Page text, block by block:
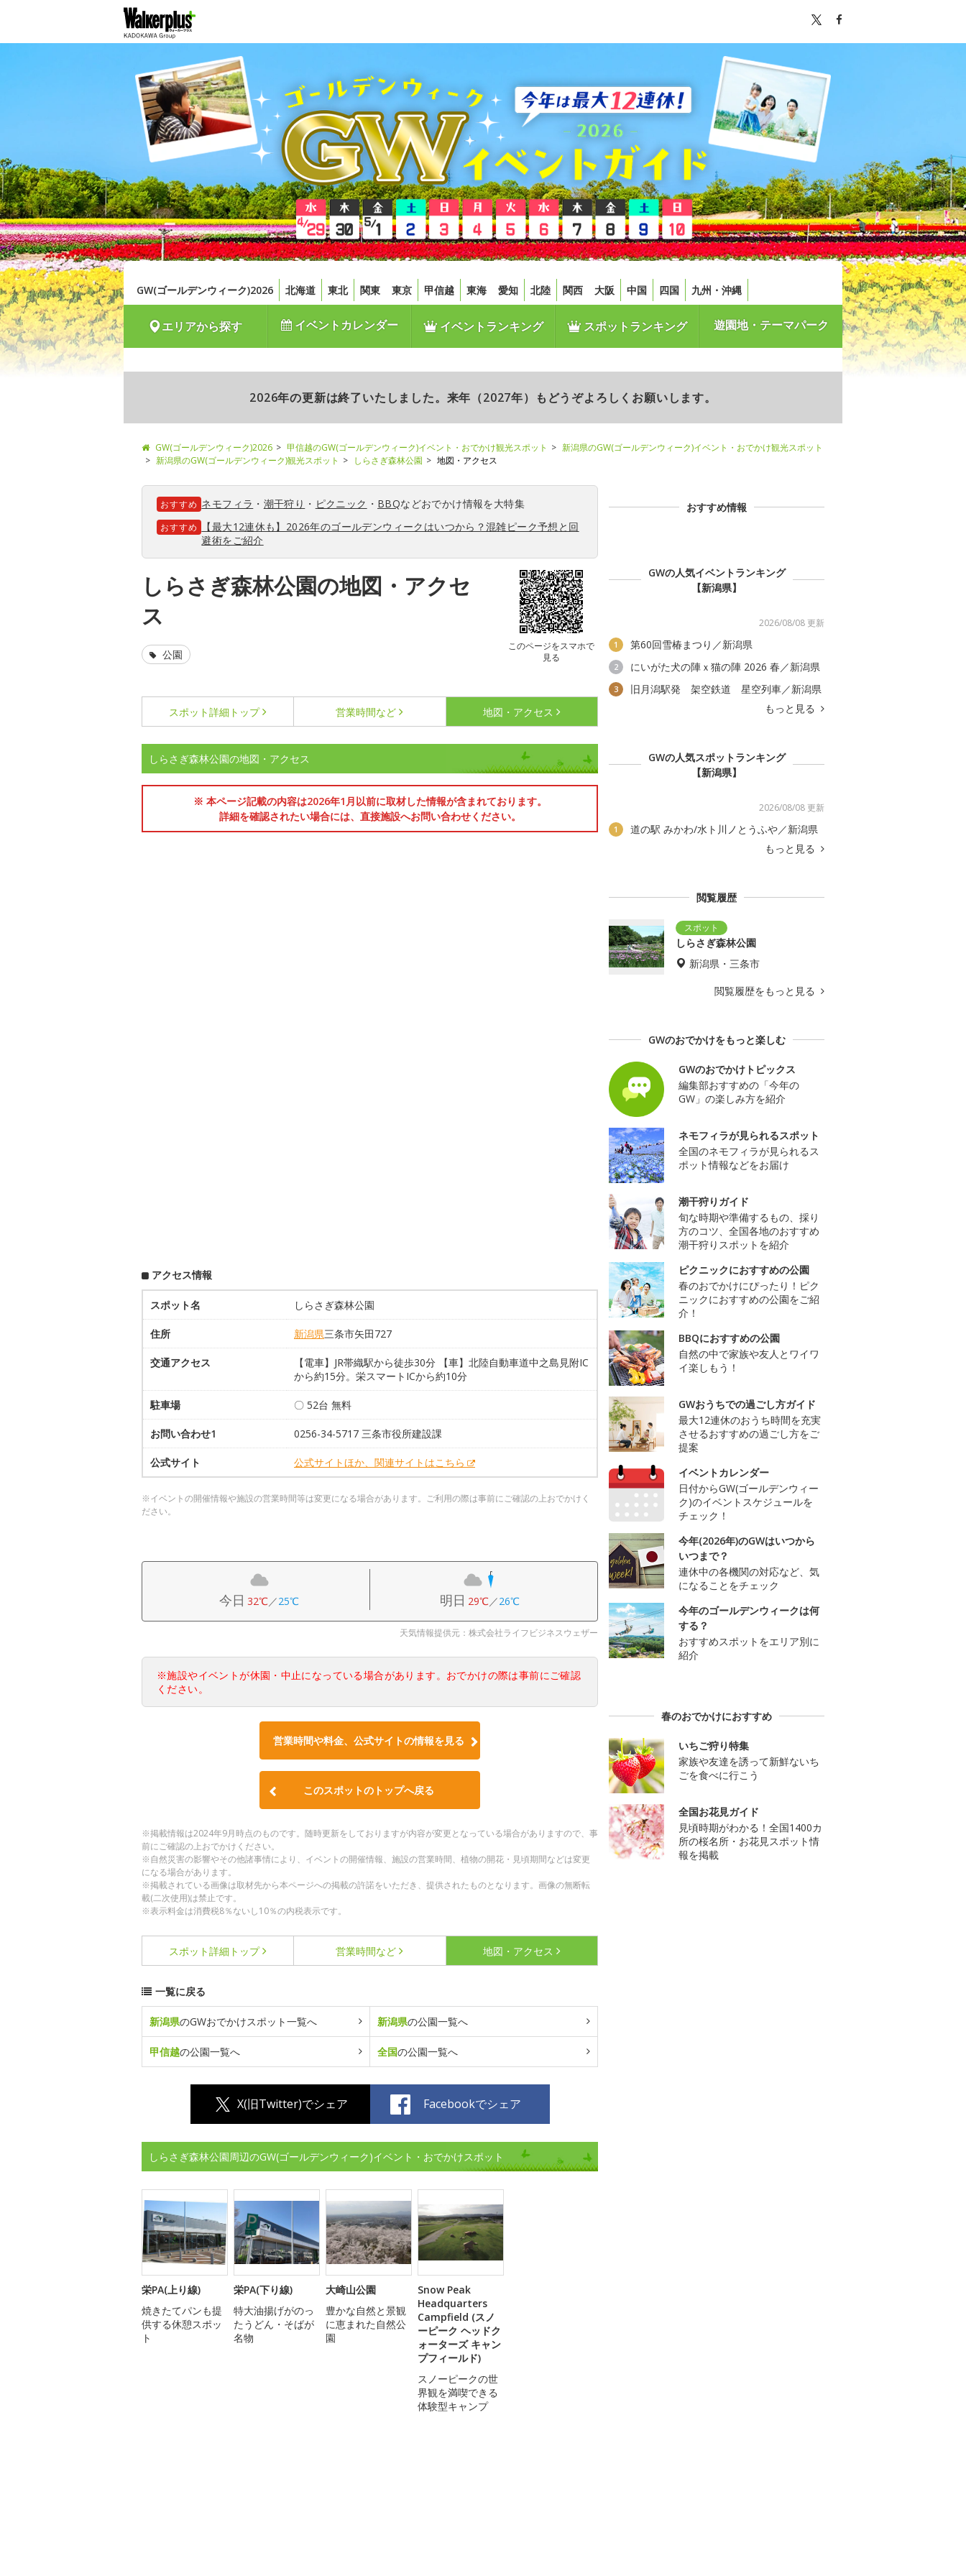
GW(ゴールデンウィーク)2026 北海道 東北 関東 東京 甲信越 東海 愛知 北陸 関西 大阪 中国 四国 九州・沖縄
エリアから探す イベントカレンダー イベントランキング スポットランキング 遊園地・テーマパーク
2026年の更新は終了いたしました。来年（2027年）もどうぞよろしくお願いします。
GW(ゴールデンウィーク)2026 甲信越のGW(ゴールデンウィーク)イベント・おでかけ観光スポット
新潟県のGW(ゴールデンウィーク)イベント・おでかけ観光スポット
新潟県のGW(ゴールデンウィーク)観光スポット
しらさぎ森林公園 地図・アクセス
おすすめ ネモフィラ ・ 潮干狩り ・ ピクニック ・ BBQなどおでかけ情報を大特集
おすすめ
【最大12連休も】2026年のゴールデンウィークはいつから？混雑ピーク予想と回
避術をご紹介
しらさぎ森林公園の地図・アクセ
ス
このページをスマホで
見る
公園
スポット詳細 トップ 営業時間など 地図・アクセス
しらさぎ森林公園の地図・アクセス
※ 本ページ記載の内容は2026年1月以前に取材した情報が含まれております。
詳細を確認されたい場合には、直接施設へお問い合わせください。
アクセス情報
スポット名 しらさぎ森林公園
住所 新潟県三条市矢田727
交通アクセス
【電車】JR帯織駅から徒歩30分 【車】北陸自動車道中之島見附IC
から約15分。栄スマートICから約10分
駐車場 〇 52台 無料
お問い合わせ1 0256-34-5717 三条市役所建設課
公式サイト 公式サイトほか、関連サイトはこちら
※イベントの開催情報や施設の営業時間等は変更になる場合があります。ご利用の際は事前にご確認の上おでかけく
ださい。
今日 32℃／25℃ 明日 29℃／26℃
天気情報提供元：株式会社ライフビジネスウェザー
※施設やイベントが休園・中止になっている場合があります。おでかけの際は事前にご確認
ください。
営業時間や料金、公式サイトの情報を見る
このスポットのトップへ戻る
※掲載情報は2024年9月時点のものです。随時更新をしておりますが内容が変更となっている場合がありますので、事
前にご確認の上おでかけください。
※自然災害の影響やその他諸事情により、イベントの開催情報、施設の営業時間、植物の開花・見頃期間などは変更
になる場合があります。
※掲載されている画像は取材先から本ページへの掲載の許諾をいただき、提供されたものとなります。画像の無断転
載(二次使用)は禁止です。
※表示料金は消費税8％ないし10％の内税表示です。
スポット詳細 トップ 営業時間など 地図・アクセス
一覧に戻る
新潟県のGWおでかけスポット一覧へ 新潟県の公園一覧へ
甲信越の公園一覧へ 全国の公園一覧へ
X(旧Twitter)でシェア Facebookでシェア
しらさぎ森林公園周辺のGW(ゴールデンウィーク)イベント・おでかけスポット
栄PA(上り線)
焼きたてパンも提
供する休憩スポッ
ト
栄PA(下り線)
特大油揚げがのっ
たうどん・そばが
名物
大崎山公園
豊かな自然と景観
に恵まれた自然公
園
Snow Peak
Headquarters
Campfield (スノ
ーピーク ヘッドク
ォーターズ キャン
プフィールド)
スノーピークの世
界観を満喫できる
体験型キャンプ
おすすめ情報
GWの人気イベントランキング
【新潟県】
2026/08/08 更新
1 第60回雪椿まつり／新潟県
2 にいがた犬の陣ｘ猫の陣 2026 春／新潟県
3
旧月潟駅発 架空鉄道 星空列車／新潟県
もっと見る
GWの人気スポットランキング
【新潟県】
2026/08/08 更新
1
道の駅 みかわ/水ト川ノとうふや／新潟県
もっと見る
閲覧履歴
しらさぎ森林公園
新潟県・三条市
閲覧履歴をもっと見る
GWのおでかけをもっと楽しむ
GWのおでかけトピックス
編集部おすすめの「今年の
GW」の楽しみ方を紹介
ネモフィラが見られるスポット
全国のネモフィラが見られるス
ポット情報などをお届け
潮干狩りガイド
旬な時期や準備するもの、採り
方のコツ、全国各地のおすすめ
潮干狩りスポットを紹介
ピクニックにおすすめの公園
春のおでかけにぴったり！ピク
ニックにおすすめの公園をご紹
介！
BBQにおすすめの公園
自然の中で家族や友人とワイワ
イ楽しもう！
GWおうちでの過ごし方ガイド
最大12連休のおうち時間を充実
させるおすすめの過ごし方をご
提案
イベントカレンダー
日付からGW(ゴールデンウィー
ク)のイベントスケジュールを
チェック！
今年(2026年)のGWはいつから
いつまで？
連休中の各機関の対応など、気
になることをチェック
今年のゴールデンウィークは何
する？
おすすめスポットをエリア別に
紹介
春のおでかけにおすすめ
いちご狩り特集
家族や友達を誘って新鮮ないち
ごを食べに行こう
全国お花見ガイド
見頃時期がわかる！全国1400カ
所の桜名所・お花見スポット情
報を掲載